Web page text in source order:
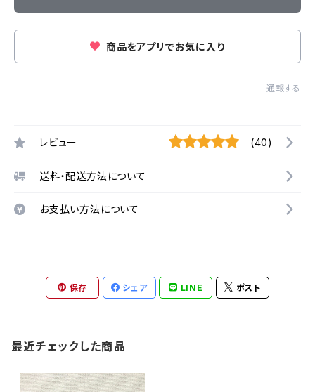
商品をアプリでお気に入り
通報する
レビュー (40)
送料・配送方法について
お支払い方法について
保存 シェア LINE ポスト
最近チェックした商品